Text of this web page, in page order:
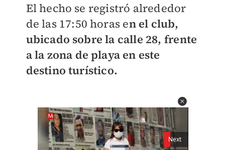
El hecho se registró alrededor
de las 17:50 horas en el club,
ubicado sobre la calle 28, frente
a la zona de playa en este
destino turístico.